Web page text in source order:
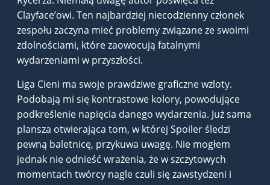
Clayface’owi. Ten najbardziej niecodzienny członek
zespołu zaczyna mieć problemy związane ze swoimi
zdolnościami, które zaowocują fatalnymi
wydarzeniami w przyszłości.
Liga Cieni ma swoje prawdziwe graficzne wzloty.
Podobają mi się kontrastowe kolory, powodujące
podkreślenie napięcia danego wydarzenia. Już sama
plansza otwierająca tom, w której Spoiler śledzi
pewną baletnicę, przykuwa uwagę. Nie mogłem
jednak nie odnieść wrażenia, że w szczytowych
momentach twórcy nagle czuli się zawstydzeni i